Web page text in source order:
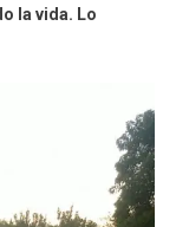
La
Accidente
Ruta
la vida. Lo